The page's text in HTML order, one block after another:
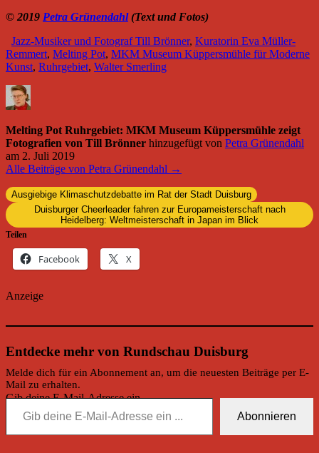
© 2019 Petra Grünendahl(Text und Fotos)
Jazz-Musiker und Fotograf Till Brönner, Kuratorin Eva Müller-
Remmert, Melting Pot, MKM Museum Küppersmühle für Moderne
Kunst, Ruhrgebiet, Walter Smerling
Melting Pot Ruhrgebiet: MKM Museum Küppersmühle zeigt
Fotografien von Till Brönner hinzugefügt von Petra Grünendahl
am 2. Juli 2019
Alle Beiträge von Petra Grünendahl →
Ausgiebige Klimaschutzdebatte im Rat der Stadt Duisburg
Duisburger Cheerleader fahren zur Europameisterschaft nach
Heidelberg: Weltmeisterschaft in Japan im Blick
Teilen
Facebook X
Anzeige
Entdecke mehr von Rundschau Duisburg
Melde dich für ein Abonnement an, um die neuesten Beiträge per E-
Mail zu erhalten.
Gib deine E-Mail-Adresse ein ...
Abonnieren